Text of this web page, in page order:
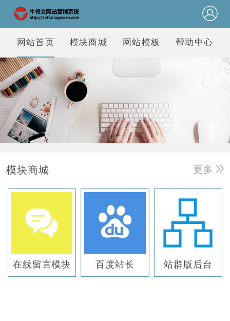
网站首页 模块商城 网站模板 帮助中心
模块商城 更多
在线留言模块 百度站长 站群版后台